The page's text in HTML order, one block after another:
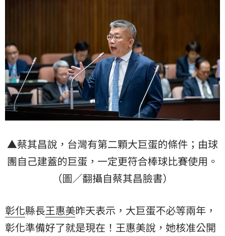
▲蔡其昌說，台灣有第二顆大巨蛋的條件；由球
團自己建蓋的巨蛋，一定更符合棒球比賽使用。
（圖／翻攝自蔡其昌臉書）
彰化縣長王惠美昨天表示，大巨蛋不必等兩年，
彰化準備好了就是現在！王惠美說，她核准公開